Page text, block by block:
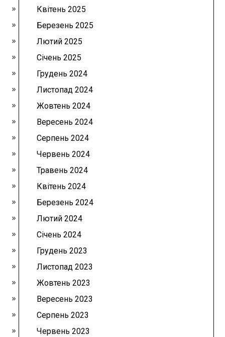
Квітень 2025
Березень 2025
Лютий 2025
Січень 2025
Грудень 2024
Листопад 2024
Жовтень 2024
Вересень 2024
Серпень 2024
Червень 2024
Травень 2024
Квітень 2024
Березень 2024
Лютий 2024
Січень 2024
Грудень 2023
Листопад 2023
Жовтень 2023
Вересень 2023
Серпень 2023
Червень 2023